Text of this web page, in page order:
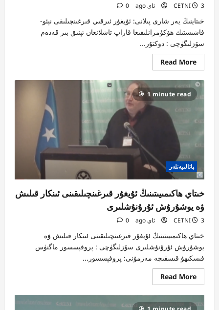
CETNI 3 ئاي ago 0
خىتاينىڭ يەر شارى پىلانى: ئۇيغۇر ئىرقىي قىرغىنچىلىقى نېئو-
فاشىستىك ھۆكۈمرانلىقىغا قاراپ تاشلانغان ئېنىق بىر قەدەم
سۆزلىگۈچى : دوكتۇر...
Read More
more
خىتاينىڭ
يەر
شارى
پىلانى
:
قىرغىنچىلىقى
فاشىستىك
ھۆكۈمرانلىقىغا
قاراپ
تاشلانغان
ئېنىق
بىر
1 minute read
پائالىيەتلەر
خىتاي ھاكىمىيىتىنىڭ ئۇيغۇر قىرغىنچىلىقىنى ئىنكار قىلىش
ۋە يوشۇرۇش ئۇرۇنۇشلىرى
CETNI 3 ئاي ago 0
خىتاي ھاكىمىيىتىنىڭ ئۇيغۇر قىرغىنچىلىقىنى ئىنكار قىلىش ۋە
يوشۇرۇش ئۇرۇنۇشلىرى سۆزلىگۈچى : پروفېسسور ماگنۈس
فىسكىھۇ قىسقىچە مەزمۇنى: پروفېسسور...
Read More
more
خىتاي
ھاكىمىيىتىنىڭ